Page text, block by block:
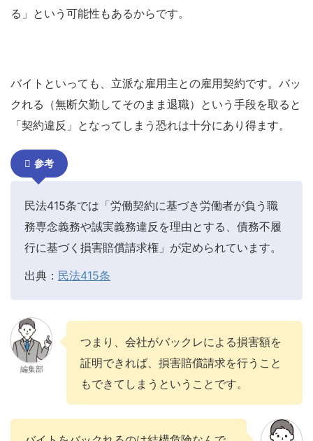
る」という可能性もあるからです。
バイトといっても、立派な雇用主との雇用契約です。バッ
クれる（無断欠勤してそのまま退職）という手段を取ると
「契約違反」となってしまう恐れは十分にあり得ます。
参考
民法415条では「労働契約に基づき労働者が負う職
務専念義務や誠実義務違反を理由とする、債務不履
行に基づく損害賠償請求権」が定められています。
出典： 民法415条
編集部
つまり、会社がバックレによる損害額を
証明できれば、損害賠償請求を行うこと
もできてしまうということです。